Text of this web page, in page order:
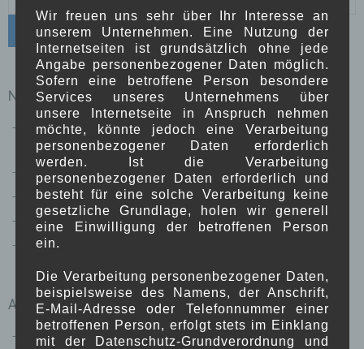
nach:
NEUESTE BEITRÄGE
1. Versuch eines etwas realistischer gemalten
Landschaftsbildes
Eine weitere Tonfigur zum Abschluss
Figur denkender Mann
Gefäß für Teelicht
Figur Spongebob
ARCHIV
Januar 2022
Wir freuen uns sehr über Ihr Interesse an
unserem Unternehmen. Eine Nutzung der
Internetseiten ist grundsätzlich ohne jede
Angabe personenbezogener Daten möglich.
Sofern eine betroffene Person besondere
Services unseres Unternehmens über
unsere Internetseite in Anspruch nehmen
möchte, könnte jedoch eine Verarbeitung
personenbezogener Daten erforderlich
werden. Ist die Verarbeitung
personenbezogener Daten erforderlich und
besteht für eine solche Verarbeitung keine
gesetzliche Grundlage, holen wir generell
eine Einwilligung der betroffenen Person
ein.
Die Verarbeitung personenbezogener Daten,
beispielsweise des Namens, der Anschrift,
E-Mail-Adresse oder Telefonnummer einer
betroffenen Person, erfolgt stets im Einklang
mit der Datenschutz-Grundverordnung und